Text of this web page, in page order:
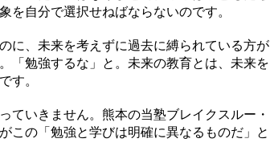
自分で選択せねばならないのです。
に、未来を考えずに過去に縛られている方が
「勉強するな」と。未来の教育とは、未来を
す。
ていきません。熊本の当塾ブレイクスルー・
この「勉強と学びは明確に異なるものだ」と